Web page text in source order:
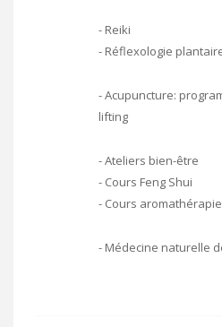
- Reiki
- Réflexologie
- Acupuncture:
lifting
- Ateliers bien-être
- Cours Feng Shui
- Cours aromathérapie
- Médecine naturelle